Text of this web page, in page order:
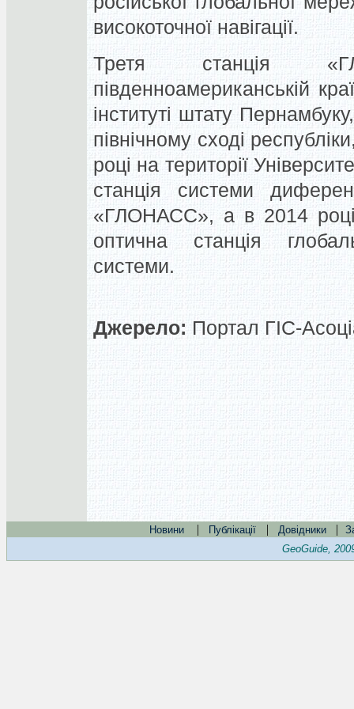
високоточної навігації.
Третя станція
південноамериканській
інституті штату
північному сході
році на території
станція системи
«ГЛОНАСС», а в 2014 році
оптична станція
системи.
Джерело: Портал ГІС-
Новини | Публікації | Довідники |
GeoGuide,